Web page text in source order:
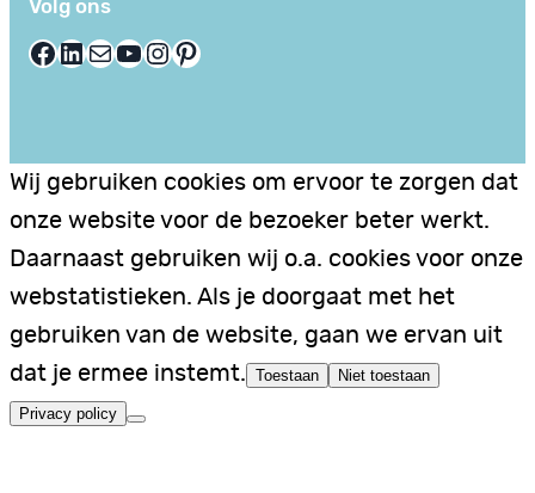
Volg ons
Facebook LinkedIn E-mail YouTube InstagramPinterest
Wij gebruiken cookies om ervoor te zorgen dat
onze website voor de bezoeker beter werkt.
Daarnaast gebruiken wij o.a. cookies voor onze
webstatistieken. Als je doorgaat met het
gebruiken van de website, gaan we ervan uit
dat je ermee instemt. Toestaan Niet toestaan
Privacy policy